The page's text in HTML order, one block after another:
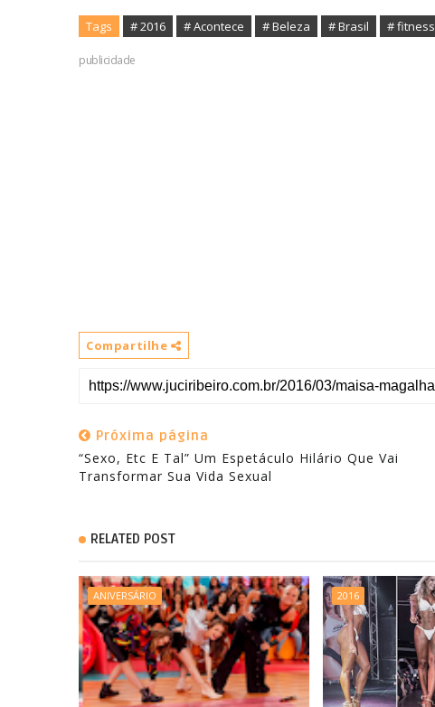
Tags # 2016 # Acontece # Beleza # Brasil # fitness
publicidade
Compartilhe
Próxima página
“Sexo, Etc E Tal” Um Espetáculo Hilário Que Vai
RELATED POST
ANIVERSÁRIO 2016